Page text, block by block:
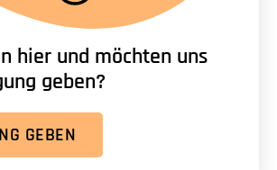
hier und möchten uns
geben?
GEBEN